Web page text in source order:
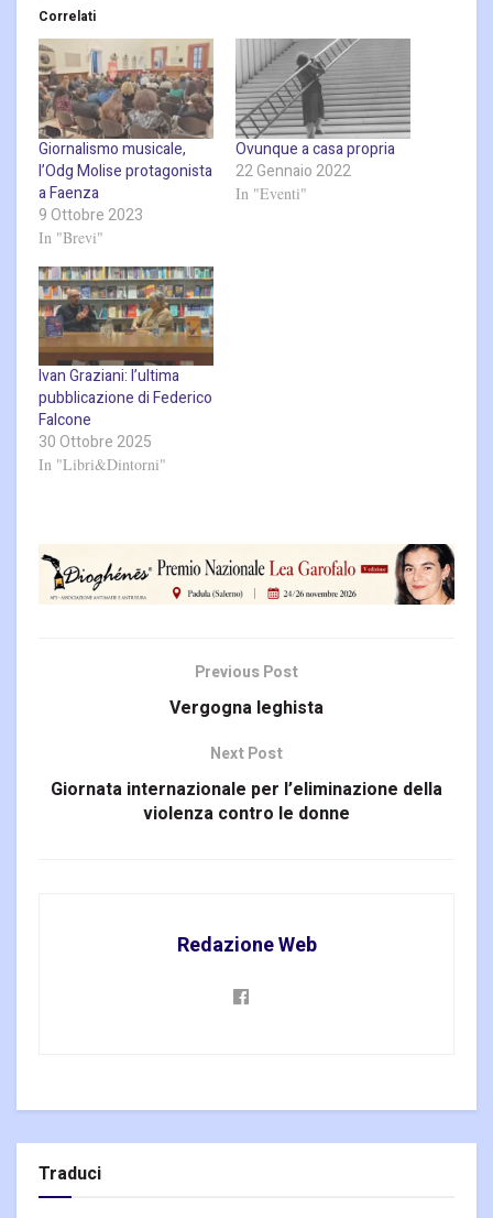
Correlati
Giornalismo musicale,
l’Odg Molise protagonista
a Faenza
9 Ottobre 2023
In "Brevi"
Ovunque a casa propria
22 Gennaio 2022
In "Eventi"
Ivan Graziani: l’ultima
pubblicazione di Federico
Falcone
30 Ottobre 2025
In "Libri&Dintorni"
Previous Post
Vergogna leghista
Next Post
Giornata internazionale per l’eliminazione della
violenza contro le donne
Redazione Web
Traduci